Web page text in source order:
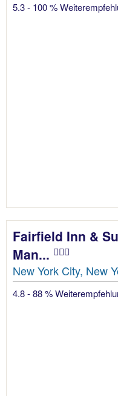
5.3 - 100 %
Fairfield Inn &
Man...
New York City, New
4.8 - 88 %